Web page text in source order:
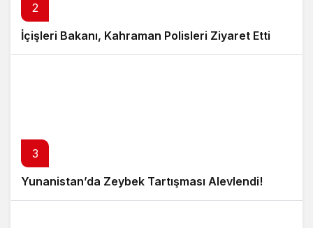
2
İçişleri Bakanı, Kahraman Polisleri Ziyaret Etti
3
Yunanistan’da Zeybek Tartışması Alevlendi!